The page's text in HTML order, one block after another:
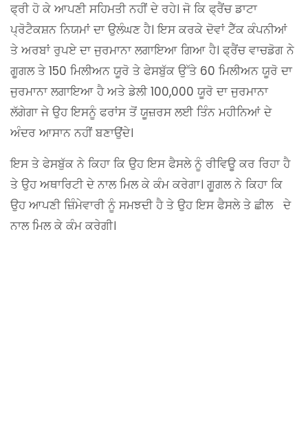
ਫ੍ਰੀ ਹੋ ਕੇ ਆਪਣੀ ਸਹਿਮਤੀ ਨਹੀਂ ਦੇ ਰਹੇ। ਜੋ ਕਿ ਫ੍ਰੈਂਚ ਡਾਟਾ
ਪ੍ਰੋਟੈਕਸ਼ਨ ਨਿਯਮਾਂ ਦਾ ਉਲੰਘਣ ਹੈ। ਇਸ ਕਰਕੇ ਦੋਵਾਂ ਟੈੱਕ ਕੰਪਨੀਆਂ
ਤੇ ਅਰਬਾਂ ਰੁਪਏ ਦਾ ਜੁਰਮਾਨਾ ਲਗਾਇਆ ਗਿਆ ਹੈ। ਫ੍ਰੈਂਚ ਵਾਚਡੋਗ ਨੇ
ਗੂਗਲ ਤੇ 150 ਮਿਲੀਅਨ ਯੂਰੋ ਤੇ ਫੇਸਬੁੱਕ ਉੱਤੇ 60 ਮਿਲੀਅਨ ਯੂਰੋ ਦਾ
ਜੁਰਮਾਨਾ ਲਗਾਇਆ ਹੈ ਅਤੇ ਡੇਲੀ 100,000 ਯੂਰੋ ਦਾ ਜੁਰਮਾਨਾ
ਲੱਗੇਗਾ ਜੇ ਉਹ ਇਸਨੂੰ ਫਰਾਂਸ ਤੋਂ ਯੂਜ਼ਰਸ ਲਈ ਤਿੰਨ ਮਹੀਨਿਆਂ ਦੇ
ਅੰਦਰ ਆਸਾਨ ਨਹੀਂ ਬਣਾਉਂਦੇ।
ਇਸ ਤੇ ਫੇਸਬੁੱਕ ਨੇ ਕਿਹਾ ਕਿ ਉਹ ਇਸ ਫੈਸਲੇ ਨੂੰ ਰੀਵਿਊ ਕਰ ਰਿਹਾ ਹੈ
ਤੇ ਉਹ ਅਥਾਰਿਟੀ ਦੇ ਨਾਲ ਮਿਲ ਕੇ ਕੰਮ ਕਰੇਗਾ। ਗੂਗਲ ਨੇ ਕਿਹਾ ਕਿ
ਉਹ ਆਪਣੀ ਜ਼ਿੰਮੇਵਾਰੀ ਨੂੰ ਸਮਝਦੀ ਹੈ ਤੇ ਉਹ ਇਸ ਫੈਸਲੇ ਤੇ ਛੀਲ ਦੇ
ਨਾਲ ਮਿਲ ਕੇ ਕੰਮ ਕਰੇਗੀ।